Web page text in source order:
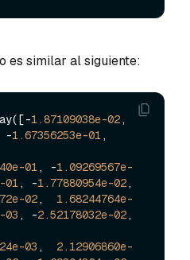
es similar al siguiente:
1.87109038e-02,
-1.67356253e-01,
01, -1.09269567e-
01, -1.77880954e-02,
02, 1.68244764e-
03 , -2.52178032e-02,
03 , 2.12906860e-